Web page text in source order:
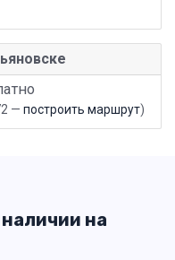
— построить маршрут)
на